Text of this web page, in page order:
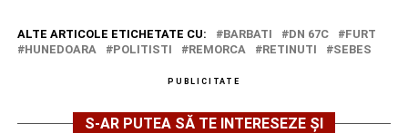
ALTE ARTICOLE ETICHETATE CU: BARBATI DN 67C
FURT
HUNEDOARA
POLITISTI REMORCA RETINUTI SEBES
PUBLICITATE
S-AR PUTEA SĂ TE INTERESEZE ȘI